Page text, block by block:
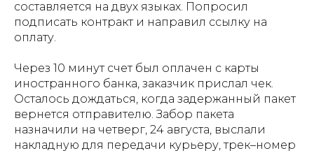
составляется на двух языках. Попросил
подписать контракт и направил ссылку на
оплату.
Через 10 минут счет был оплачен с карты
иностранного банка, заказчик прислал чек.
Осталось дождаться, когда задержанный пакет
вернется отправителю. Забор пакета
назначили на четверг, 24 августа, выслали
накладную для передачи курьеру, трек–номер